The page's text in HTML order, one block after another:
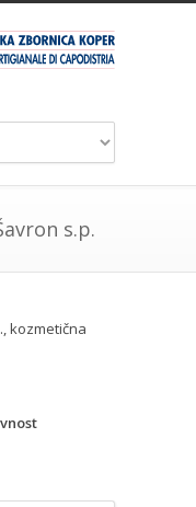
s.p.
kozmetična